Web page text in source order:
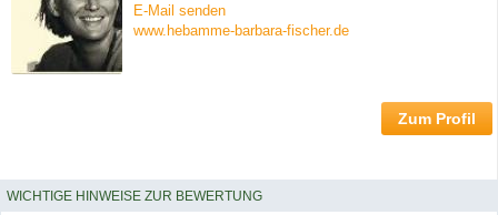
E-Mail senden
www.hebamme-barbara-fischer.de
Zum Profil
WICHTIGE HINWEISE ZUR BEWERTUNG